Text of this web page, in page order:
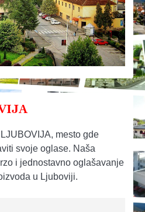
mesto gde
svoje oglase. Naša
i jednostavno oglašavanje
u Ljuboviji.